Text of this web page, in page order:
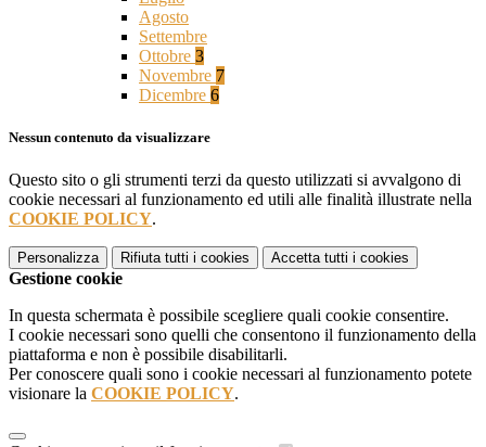
Agosto
Settembre
Ottobre 3
Novembre 7
Dicembre 6
Nessun contenuto da visualizzare
Questo sito o gli strumenti terzi da questo utilizzati si avvalgono di
cookie necessari al funzionamento ed utili alle finalità illustrate nella
COOKIE POLICY.
Personalizza Rifiuta tutti i cookies Accetta tutti i cookies
Gestione cookie
In questa schermata è possibile scegliere quali cookie consentire.
I cookie necessari sono quelli che consentono il funzionamento della
piattaforma e non è possibile disabilitarli.
Per conoscere quali sono i cookie necessari al funzionamento potete
visionare la COOKIE POLICY.